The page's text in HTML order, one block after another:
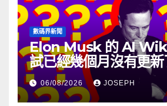
數碼界新聞
Elon Musk 的 AI
試已經幾個月沒有更新
06/08/2026 JOSEPH